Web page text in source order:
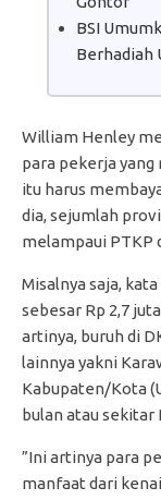
BSI
Berhadiah
William Henley
para pekerja
itu harus
dia, sejumlah
melampaui PTKP
Misalnya saja,
sebesar Rp 2,7
artinya, buruh di
lainnya yakni
Kabupaten/Kota
bulan atau sekitar
”Ini artinya para
manfaat dari